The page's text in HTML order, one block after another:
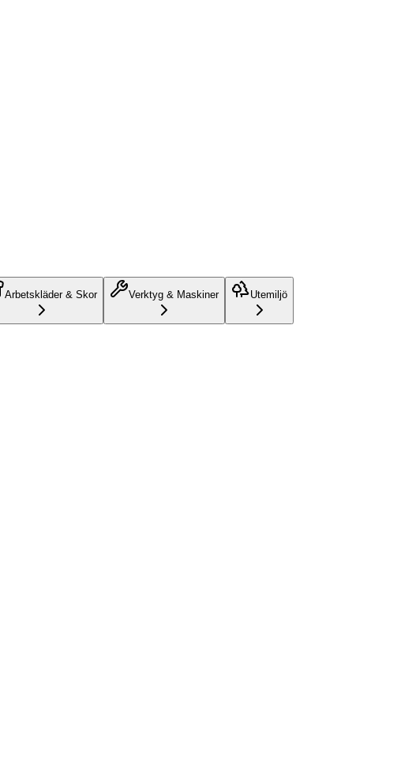
Arbetskläder & Skor Verktyg & Maskiner Utemiljö